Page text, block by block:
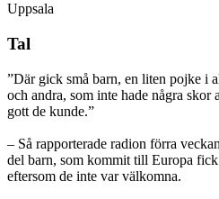
Uppsala
Tal
”Där gick små barn, en liten pojke i
och andra, som inte hade några skor
gott de kunde.”
– Så rapporterade radion förra
del barn, som kommit till Europa
eftersom de inte var välkomna.